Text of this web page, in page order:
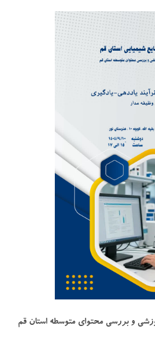
و بررسی محتوای متوسطه استان قم